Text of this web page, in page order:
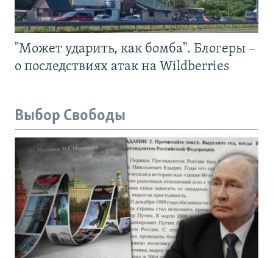
"Может ударить, как бомба". Блогеры –
о последствиях атак на Wildberries
Выбор Свободы